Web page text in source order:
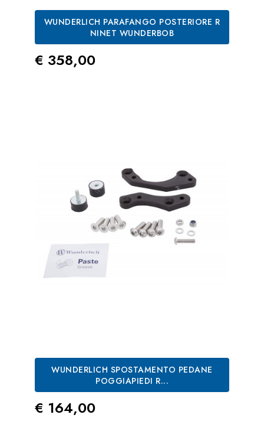
WUNDERLICH PARAFANGO POSTERIORE R
NINET WUNDERBOB
Prezzo
€ 358,00
WUNDERLICH SPOSTAMENTO PEDANE
POGGIAPIEDI R...
Prezzo
€ 164,00